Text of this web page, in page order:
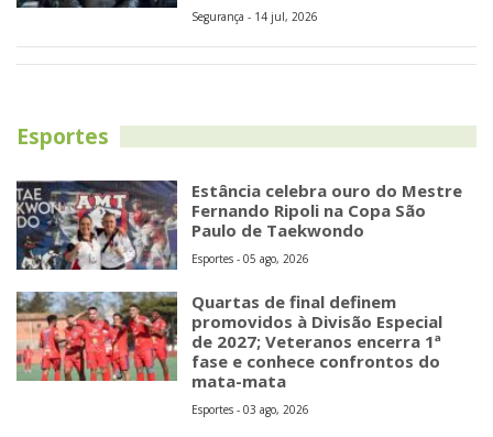
Segurança - 14 jul, 2026
Esportes
Estância celebra ouro do Mestre
Fernando Ripoli na Copa São
Paulo de Taekwondo
Esportes - 05 ago, 2026
Quartas de final definem
promovidos à Divisão Especial
de 2027; Veteranos encerra 1ª
fase e conhece confrontos do
mata-mata
Esportes - 03 ago, 2026